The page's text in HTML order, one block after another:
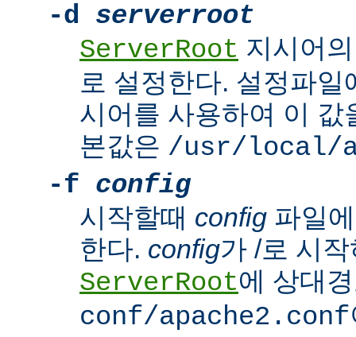
-d serverroot
ServerRoot 지시어
로 설정한다. 설정파
시어를 사용하여 이 값
본값은 /usr/local/
-f config
시작할때 config 파일
한다. config가 /로 시
ServerRoot에 상대
conf/apache2.conf